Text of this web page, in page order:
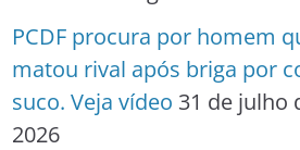
PCDF procura por homem
matou rival após briga por
suco. Veja vídeo 31 de julho
2026